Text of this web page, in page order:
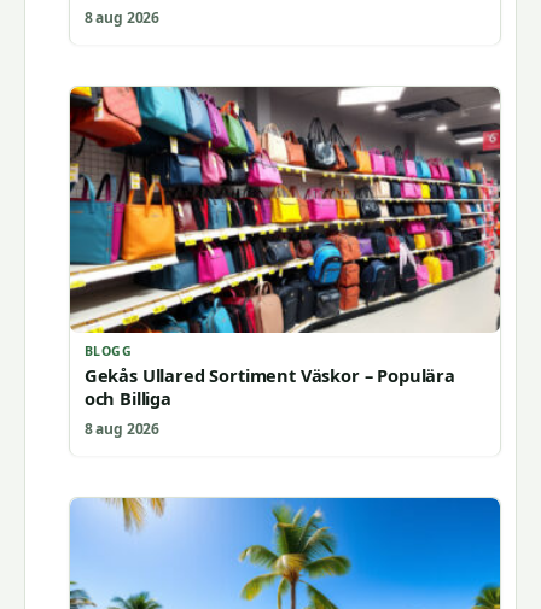
8 aug 2026
BLOGG
Gekås Ullared Sortiment Väskor – Populära
och Billiga
8 aug 2026